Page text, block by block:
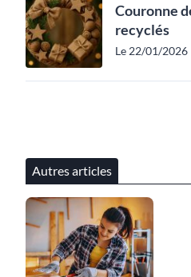
Couronne
recyclés
Le 22/01/2026
Autres articles